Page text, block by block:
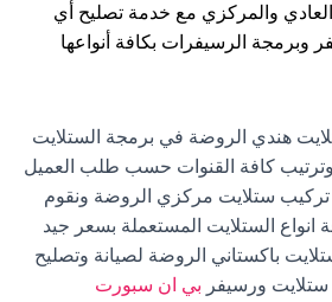
والمركزي مع خدمة تصليح أي
الرسيفرات بكافة أنواعها
هندي الروضة في برمجة الستلايت
كافة القنوات حسب طلب العميل
ستلايت مركزي الروضة ونقوم
انواع الستلايت المستعملة بسعر جيد
باكستاني الروضة لصيانة وتصليح
ورسيفر بي ان سبورت